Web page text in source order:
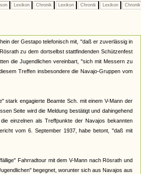
Lexikon Chronik Lexikon Chronik Lexikon Chronik
der Gestapo telefonisch mit, "daß er zuverlässig in
zu dem dortselbst stattfindenden Schützenfest
die Jugendlichen vereinbart, "sich mit Messern zu
Treffen insbesondere die Navajo-Gruppen vom
stark engagierte Beamte Sch. mit einem V-Mann der
Seite wird die Meldung bestätigt und dahingehend
einzelnen als Treffpunkte der Navajos bekannten
vom 6. September 1937, habe betont, "daß mit
Fahrradtour mit dem V-Mann nach Rösrath und
begegnet, worunter sich aus Navajos aus